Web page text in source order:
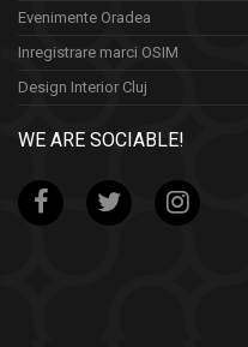
Evenimente Oradea
Inregistrare marci OSIM
Design Interior Cluj
WE ARE SOCIABLE!